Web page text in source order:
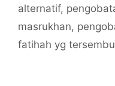
alternatif,
masrukhan,
fatihah yg